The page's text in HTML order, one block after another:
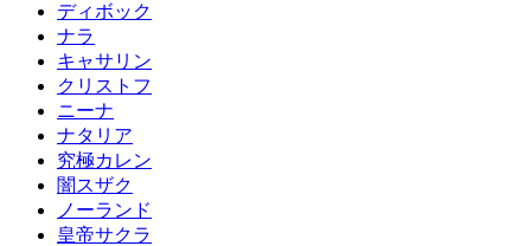
ディボック
ナラ
キャサリン
クリストフ
ニーナ
ナタリア
究極カレン
闇スザク
ノーランド
皇帝サクラ